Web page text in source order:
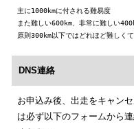
主に1000kmに付される難易度
また難しい600km、非常に難しい
原則300km以下ではどれほど難しく
DNS連絡
お申込み後、出走をキャン
は必ず以下のフォームから